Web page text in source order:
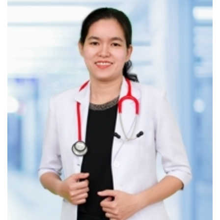
gồm khám bệnh, khám tổng quát, khám chuyên sâu,
chẩn đoán hình ảnh, xét nghiệm và tiêm ngừa, giúp
theo dõi sự tăng trưởng và phát triển của trẻ từ sơ
sinh đến thiếu niên.
KHÁM TƯ VẤN BÁC SĨ
Dinh dưỡng
: Khám tư vấn, hướng dẫn chế độ ăn phù
hợp theo lứa tuổi, tình trạng biếng ăn, chậm lớn, suy
dinh dưỡng, thừa cân,…
Khám tư vấn, theo dõi các bệnh lý hô hấp cấp
và mãn tính, bệnh lý dị ứng, viêm mũi,…
Nội tiết- Thận niệu:Khám và tư vấn các bệnh thận
niệu: nhiễm trùng tiểu, tiểu máu, rối loạn đi tiểu, tiểu
dầm, bệnh lý nội tiết và dậy thì sớm,…
Tai Mũi Họng:Tầm soát và điều trị bệnh lý liên quan
đến Amidan, VA, viêm mũi xoang, viêm tai,...